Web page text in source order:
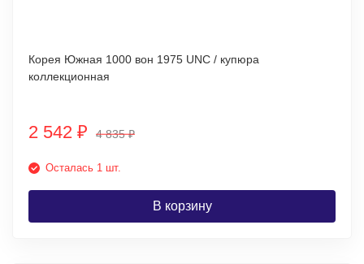
Корея Южная 1000 вон 1975 UNC / купюра
коллекционная
2 542 ₽ 4 835₽
Осталась 1 шт.
В корзину